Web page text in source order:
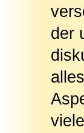
der